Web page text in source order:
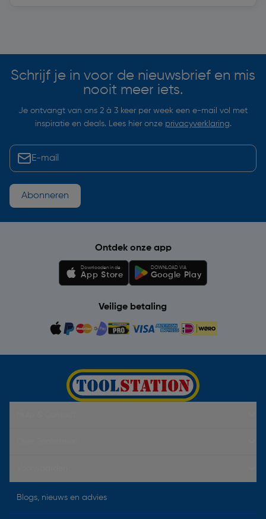
Schrijf je in voor de nieuwsbrief en mis
nooit meer iets.
Je ontvangt van ons 2 à 3 keer per week een e-mail vol met
inspiratie en deals. Lees hier onze privacyverklaring.
Abonneren
Ontdek onze app
Downloaden in de
App Store
DOWNLOAD VIA
Google Play
Veilige betaling
Blogs, nieuws en advies